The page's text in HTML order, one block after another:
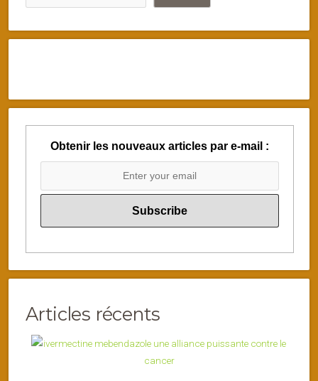
Obtenir les nouveaux articles par e-mail :
Articles récents